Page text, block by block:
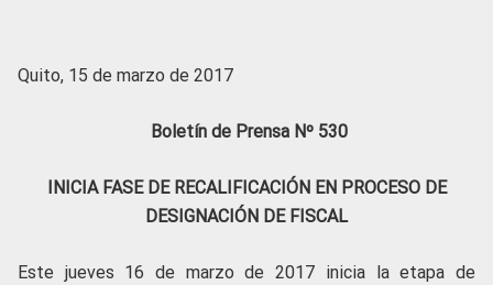
Quito, 15 de marzo de 2017
Boletín de Prensa Nº 530
INICIA FASE DE RECALIFICACIÓN EN PROCESO DE
DESIGNACIÓN DE FISCAL
Este jueves 16 de marzo de 2017 inicia la etapa de